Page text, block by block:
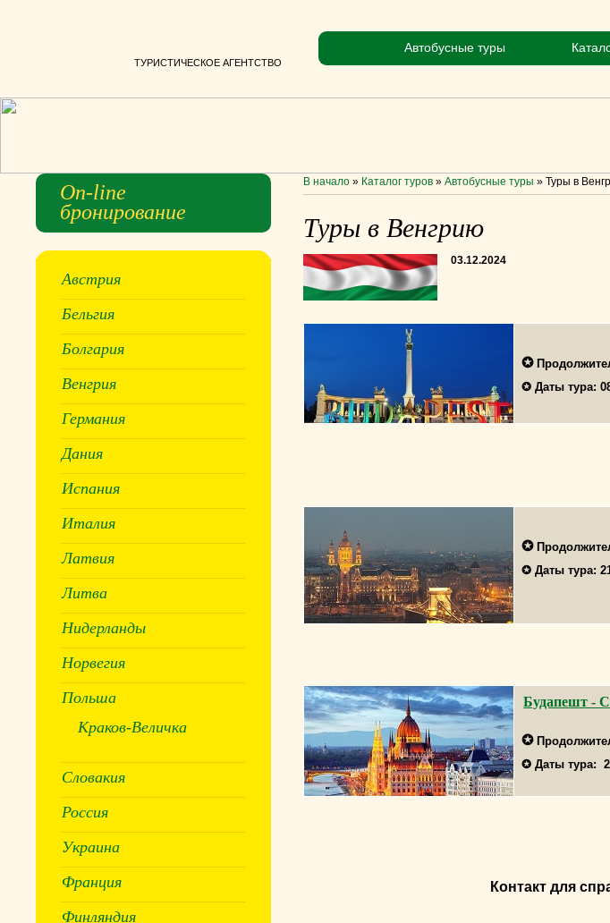
ТУРИСТИЧЕСКОЕ АГЕНТСТВО
Автобусные туры
В начало » Каталог туров »Автобусные туры »Туры в
Туры в Венгрию
03.12.2024
✪
✪ Даты тура:
✪
✪ Даты тура:
Будапешт -
✪
✪ Даты тура:
Контакт для
On-line
бронирование
Австрия
Бельгия
Болгария
Венгрия
Германия
Дания
Испания
Италия
Латвия
Литва
Нидерланды
Норвегия
Польша
Краков-Величка
Словакия
Россия
Украина
Франция
Финляндия